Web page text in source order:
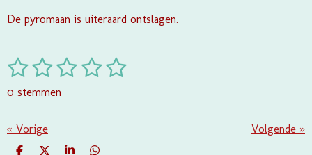
De pyromaan is uiteraard ontslagen.
R
t
i
n
1
s
t
e
2
s
t
e
3
s
t
4
t
5
t
S
m
0 stemmen
« Vorige Volgende »